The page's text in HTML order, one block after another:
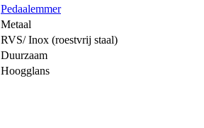
Pedaalemmer
Metaal
RVS/ Inox (roestvrij staal)
Duurzaam
Hoogglans